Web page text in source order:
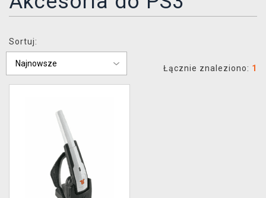
XZONE KLUB
Sortuj:
Łącznie znaleziono: 1